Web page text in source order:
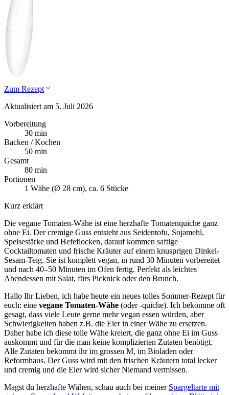
Zum Rezept
Aktualisiert am 5. Juli 2026
Vorbereitung
30 min
Backen / Kochen
50 min
Gesamt
80 min
Portionen
1 Wähe (Ø 28 cm), ca. 6 Stücke
Kurz erklärt
Die vegane Tomaten-Wähe ist eine herzhafte Tomatenquiche ganz
ohne Ei. Der cremige Guss entsteht aus Seidentofu, Sojamehl,
Speisestärke und Hefeflocken, darauf kommen saftige
Cocktailtomaten und frische Kräuter auf einem knusprigen Dinkel-
Sesam-Teig. Sie ist komplett vegan, in rund 30 Minuten vorbereitet
und nach 40–50 Minuten im Ofen fertig. Perfekt als leichtes
Abendessen mit Salat, fürs Picknick oder den Brunch.
Hallo Ihr Lieben, ich habe heute ein neues tolles Sommer-Rezept für
euch: eine vegane Tomaten-Wähe (oder -quiche). Ich bekomme oft
gesagt, dass viele Leute gerne mehr vegan essen würden, aber
Schwierigkeiten haben z.B. die Eier in einer Wähe zu ersetzen.
Daher habe ich diese tolle Wähe kreiert, die ganz ohne Ei im Guss
auskommt und für die man keine komplizierten Zutaten benötigt.
Alle Zutaten bekommt ihr im grossen M, im Bioladen oder
Reformhaus. Der Guss wird mit den frischen Kräutern total lecker
und cremig und die Eier wird sicher Niemand vermissen.
Magst du herzhafte Wähen, schau auch bei meiner Spargeltarte mit